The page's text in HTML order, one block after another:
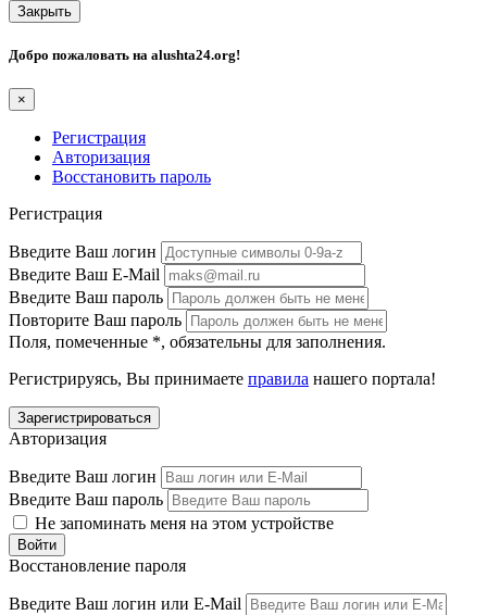
Закрыть
Добро пожаловать на alushta24.org!
×
Регистрация
Авторизация
Восстановить пароль
Регистрация
Введите Ваш логин
Введите Ваш E-Mail
Введите Ваш пароль
Повторите Ваш пароль
Поля, помеченные *, обязательны для заполнения.
Регистрируясь, Вы принимаете правила нашего портала!
Авторизация
Введите Ваш логин
Введите Ваш пароль
Не запоминать меня на этом устройстве
Восстановление пароля
Введите Ваш логин или E-Mail